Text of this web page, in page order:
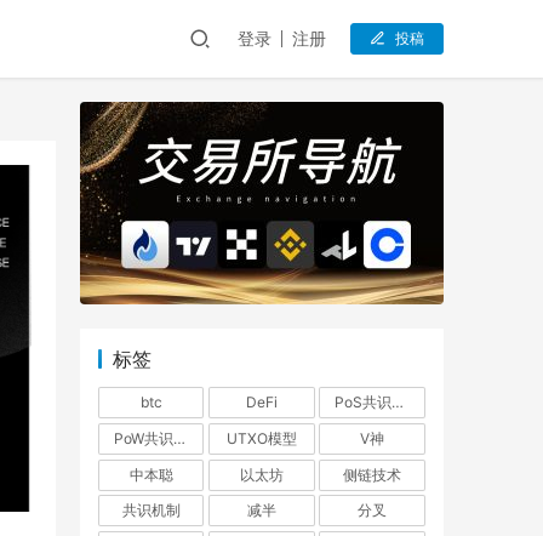
登录 注册 投稿
标签
btc DeFi
PoS共识机制
PoW共识机制
UTXO模型
V神
中本聪
以太坊
侧链技术
共识机制
减半
分叉